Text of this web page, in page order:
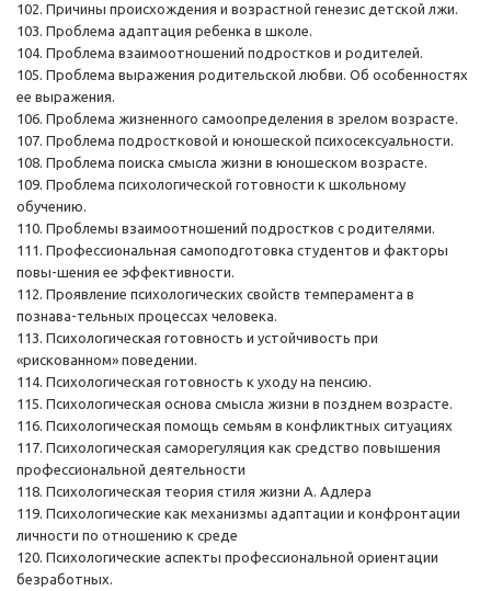
102. Причины происхождения и возрастной генезис детской лжи.
103. Проблема адаптация ребенка в школе.
104. Проблема взаимоотношений подростков и родителей.
105. Проблема выражения родительской любви. Об особенностях
ее выражения.
106. Проблема жизненного самоопределения в зрелом возрасте.
107. Проблема подростковой и юношеской психосексуальности.
108. Проблема поиска смысла жизни в юношеском возрасте.
109. Проблема психологической готовности к школьному
обучению.
110. Проблемы взаимоотношений подростков с родителями.
111. Профессиональная самоподготовка студентов и факторы
повы-шения ее эффективности.
112. Проявление психологических свойств темперамента в
познава-тельных процессах человека.
113. Психологическая готовность и устойчивость при
«рискованном» поведении.
114. Психологическая готовность к уходу на пенсию.
115. Психологическая основа смысла жизни в позднем возрасте.
116. Психологическая помощь семьям в конфликтных ситуациях
117. Психологическая саморегуляция как средство повышения
профессиональной деятельности
118. Психологическая теория стиля жизни А. Адлера
119. Психологические как механизмы адаптации и конфронтации
личности по отношению к среде
120. Психологические аспекты профессиональной ориентации
безработных.